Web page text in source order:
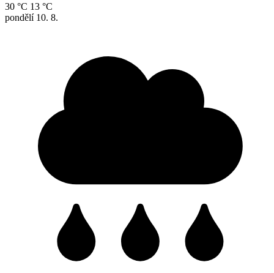
30 °C 13 °C
pondělí 10. 8.